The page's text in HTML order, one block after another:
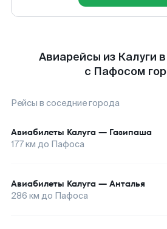
Авиарейсы из Калуги
с Пафосом
Рейсы в соседние города
Авиабилеты Калуга — Газипаша
177км до Пафоса
Авиабилеты Калуга — Анталья
286 км до Пафоса